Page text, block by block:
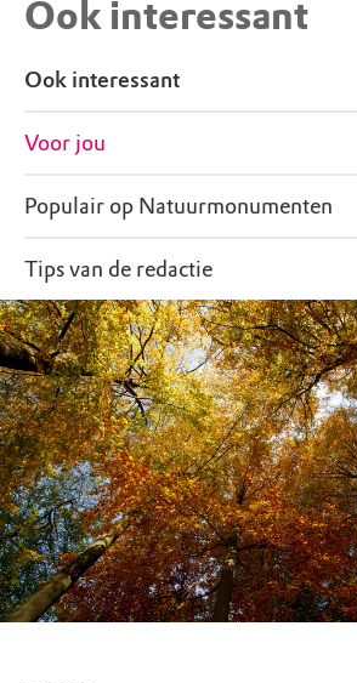
Ook interessant
Ook interessant
Voor jou
Populair op Natuurmonumenten
Tips van de redactie